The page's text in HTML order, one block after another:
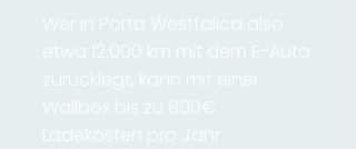
Wer in Porta Westfalica also
etwa 12.000 km mit dem E-Auto
zurücklegt, kann mit einer
Wallbox bis zu 800€
Ladekosten pro Jahr